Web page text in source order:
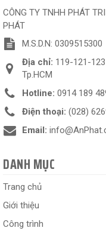
CÔNG TY TNHH PHÁT
PHÁT
M.S.D.N: 0309515300
Địa chỉ: 119-121-
Tp.HCM
Hotline: 0914 189
Điện thoại: (028)
Email:
DANH MỤC
Trang chủ
Giới thiệu
Công trình